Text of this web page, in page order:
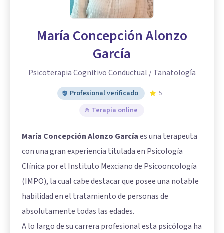
María Concepción Alonzo
García
Psicoterapia Cognitivo Conductual / Tanatología
Profesional verificado
5
Terapia online
María Concepción Alonzo Garcíaes una terapeuta
con una gran experiencia titulada en Psicología
Clínica por el Instituto Mexciano de Psicooncología
(IMPO), la cual cabe destacar que posee una notable
habilidad en el tratamiento de personas de
absolutamente todas las edades.
A lo largo de su carrera profesional esta psicóloga ha